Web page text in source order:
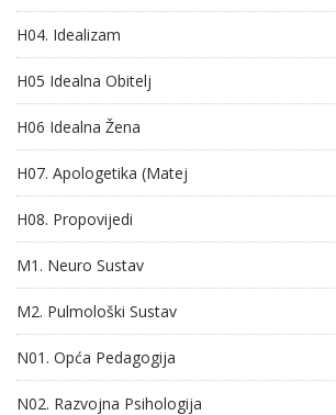
H04. Idealizam
H05 Idealna Obitelj
H06 Idealna Žena
H07. Apologetika (Matej
H08. Propovijedi
M1. Neuro Sustav
M2. Pulmološki Sustav
N01. Opća Pedagogija
N02. Razvojna Psihologija